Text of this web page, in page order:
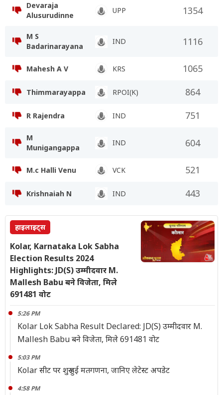
Devaraja
Alusurudinne
UPP 1354
M S
Badarinarayana
IND 1116
Mahesh A V KRS 1065
Thimmarayappa RPOI(K) 864
R Rajendra IND 751
M
Munigangappa
IND 604
M.c Halli Venu VCK 521
Krishnaiah N IND 443
हाइलाइट्स
Kolar, Karnataka Lok Sabha
Election Results 2024
Highlights: JD(S) उम्मीदवार M.
Mallesh Babu बने विजेता, मिले
691481 वोट
5:26 PM
Kolar Lok Sabha Result Declared: JD(S) उम्मीदवार M.
Mallesh Babu बने विजेता, मिले 691481 वोट
5:03 PM
Kolar सीट पर शुरू हुई मतगणना, जानिए लेटेस्ट अपडेट
4:58 PM